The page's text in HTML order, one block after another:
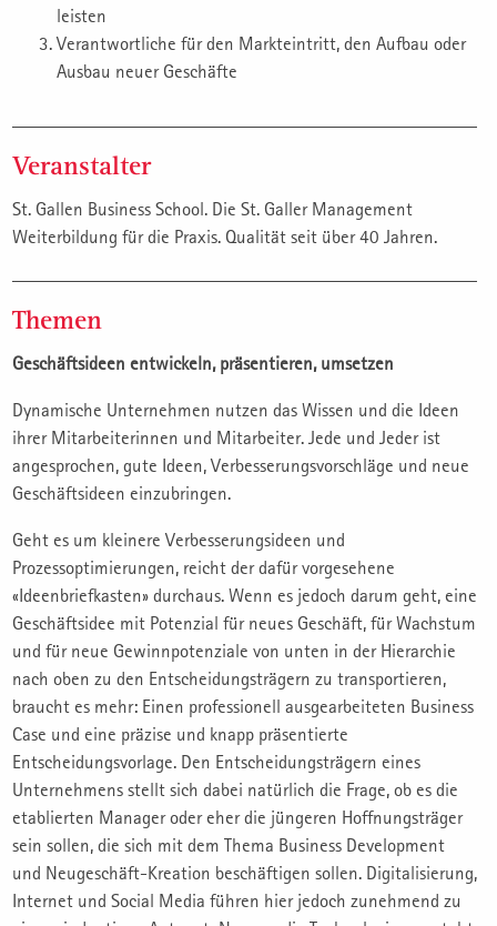
leisten
Verantwortliche für den Markteintritt, den Aufbau oder
Ausbau neuer Geschäfte
Veranstalter
St. Gallen Business School. Die St. Galler Management
Weiterbildung für die Praxis. Qualität seit über 40 Jahren.
Themen
Geschäftsideen entwickeln, präsentieren, umsetzen
Dynamische Unternehmen nutzen das Wissen und die Ideen
ihrer Mitarbeiterinnen und Mitarbeiter. Jede und Jeder ist
angesprochen, gute Ideen, Verbesserungsvorschläge und neue
Geschäftsideen einzubringen.
Geht es um kleinere Verbesserungsideen und
Prozessoptimierungen, reicht der dafür vorgesehene
«Ideenbriefkasten» durchaus. Wenn es jedoch darum geht, eine
Geschäftsidee mit Potenzial für neues Geschäft, für Wachstum
und für neue Gewinnpotenziale von unten in der Hierarchie
nach oben zu den Entscheidungsträgern zu transportieren,
braucht es mehr: Einen professionell ausgearbeiteten Business
Case und eine präzise und knapp präsentierte
Entscheidungsvorlage. Den Entscheidungsträgern eines
Unternehmens stellt sich dabei natürlich die Frage, ob es die
etablierten Manager oder eher die jüngeren Hoffnungsträger
sein sollen, die sich mit dem Thema Business Development
und Neugeschäft-Kreation beschäftigen sollen. Digitalisierung,
Internet und Social Media führen hier jedoch zunehmend zu